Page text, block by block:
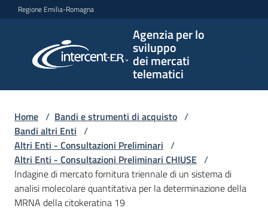
Vai al contenuto
Vai alla navigazione
Vai al footer
Regione Emilia-Romagna
Agenzia per lo
sviluppo
dei mercati
telematici
per lo
sviluppo
telematici
L'Agenzia
Home / Bandi e strumenti di acquisto /
Bandi altri Enti /
Altri Enti - Consultazioni Preliminari /
Altri Enti - Consultazioni Preliminari CHIUSE /
Indagine di mercato fornitura triennale di un sistema di
analisi molecolare quantitativa per la determinazione della
MRNA della citokeratina 19